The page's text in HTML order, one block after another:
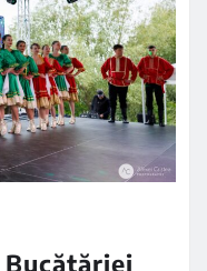
Bucătăriei